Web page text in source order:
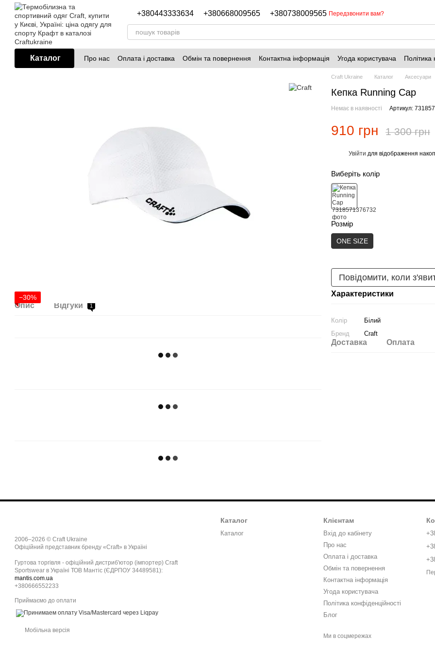
Перейти до основного контенту
+380443333634 +380668009565 +380738009565 Передзвонити вам?
Каталог Про нас Оплата і доставка Обмін та повернення Контактна інформація Угода користувача Політика
−30%
Опис Відгуки 1
Craft Ukraine Каталог Аксесуари
Кепка Running Cap
Немає в наявності Артикул:
910 грн 1 300 грн
Увійти для відображення
Виберіть колір
Розмір
ONE SIZE
Повідомити, коли
Характеристики
Колір
Білий
Бренд
Craft
Доставка Оплата
2006–2026 © Craft Ukraine
Офіційний представник бренду «Craft» в Україні
Гуртова торгівля - офіційний дистриб'ютор (імпортер) Craft
Sportswear в Україні ТОВ Мантіс (ЄДРПОУ 34489581):
mantis.com.ua
+380666552233
Приймаємо до оплати
Мобільна версія
Каталог
Каталог
Клієнтам
Вхід до кабінету
Про нас
Оплата і доставка
Обмін та повернення
Контактна інформація
Угода користувача
Політика конфіденційності
Блог
Ми в соцмережах